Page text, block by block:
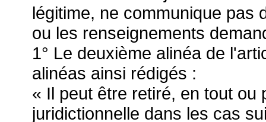
légitime, ne communique pas
ou les renseignements
1° Le deuxième alinéa de
alinéas ainsi rédigés :
« Il peut être retiré, en tout ou
juridictionnelle dans les cas